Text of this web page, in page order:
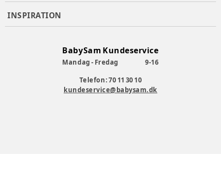
INSPIRATION
BabySam Kundeservice
Mandag - Fredag
9-16
Telefon: 70 11 30 10
kundeservice@babysam.dk